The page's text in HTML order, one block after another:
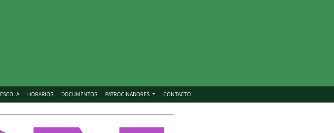
ESCOLA HORARIOS DOCUMENTOS PATROCINADORES CONTACTO